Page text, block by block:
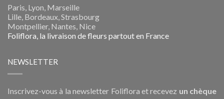
Paris, Lyon, Marseille
Lille, Bordeaux, Strasbourg
Montpellier, Nantes, Nice
Foliflora, la livraison de fleurs partout en France
NEWSLETTER
Inscrivez-vous à la newsletter Foliflora et recevez un chèque